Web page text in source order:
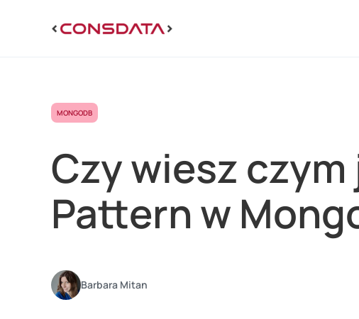
MONGODB
Czy wiesz
Pattern w
Barbara Mitan